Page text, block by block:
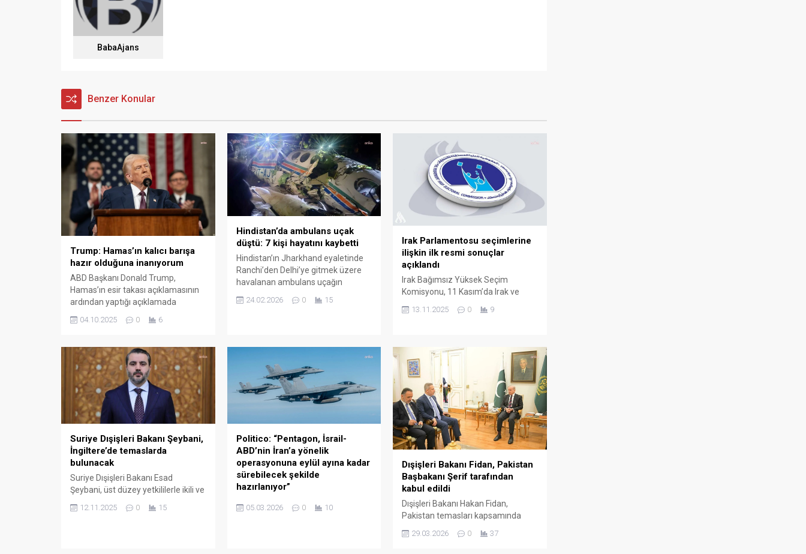
BabaAjans
Benzer Konular
Trump: Hamas’ın kalıcı barışa
hazır olduğuna inanıyorum
ABD Başkanı Donald Trump,
Hamas’ın esir takası açıklamasının
ardından yaptığı açıklamada
olduğuna inandığını ifade etti.
güvenli bir şekilde kurtarılabilmesi
için Gazze’ye yönelik saldırıları
durdurma çağrısı yaptı. Başkan
Trump, Truth Social hesabından
yaptığı açıklamada, “Hamas’ın az
önce yayınladığı açıklamaya
dayanarak, onların kalıcı bir barış...
04.10.2025 0 6
Hindistan’da ambulans uçak
düştü: 7 kişi hayatını kaybetti
Hindistan’ın Jharkhand eyaletinde
Ranchi’den Delhi’ye gitmek üzere
havalanan ambulans uçağın
hayatını kaybetti. Hindistan
bağlı Chatra bölgesinde düştüğünü
açıkladı. İlk etapta bir kişinin öldüğü
bildirilse de Chatra Bölge Komiseri
Keerthishree...
24.02.2026 0 15
Irak Parlamentosu seçimlerine
ilişkin ilk resmi sonuçlar
açıklandı
Irak Bağımsız Yüksek Seçim
Komisyonu, 11 Kasım’da Irak ve
Kürdistan Bölgesi’nde
gerçekleştirilen parlamento
basın toplantısıyla duyurdu.
Komisyon, 11 Kasım’da
gerçekleştirilen seçimlerde katılım
oranının yüzde 56,11 olduğunu
bildirdi. Yayımlanan sonuçlara göre,
Başbakan Muhammed Şiya es-
Sudani’nin liderliğini yaptığı İmar ve
Kalkınma Koalisyonu en fazla oyu...
13.11.2025 0 9
Suriye Dışişleri Bakanı Şeybani,
İngiltere’de temaslarda
bulunacak
Suriye Dışişleri Bakanı Esad
Şeybani, üst düzey yetkililerle ikili ve
Londra’yı ziyaret ediyor. Suriye
12.11.2025 0 15
Politico: “Pentagon, İsrail-
ABD’nin İran’a yönelik
operasyonuna eylül ayına kadar
sürebilecek şekilde
hazırlanıyor”
ABD Savaş Bakanlığı’nın
05.03.2026 0 10
Dışişleri Bakanı Fidan, Pakistan
Başbakanı Şerif tarafından
kabul edildi
Dışişleri Bakanı Hakan Fidan,
Pakistan temasları kapsamında
kabul edildi. Bakanlıktan yapılan
29.03.2026 0 37